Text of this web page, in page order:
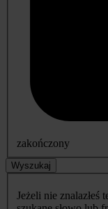
zakończony
Wyszukaj
Jeżeli nie znalazłeś